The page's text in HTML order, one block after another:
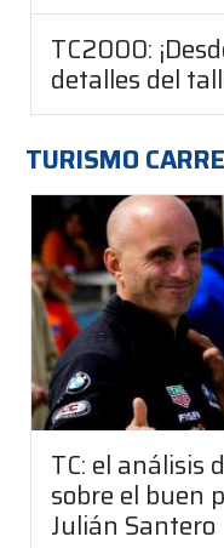
TC2000:
detalles del
TURISMO
TC: el análisis
sobre el buen
Julián Santero